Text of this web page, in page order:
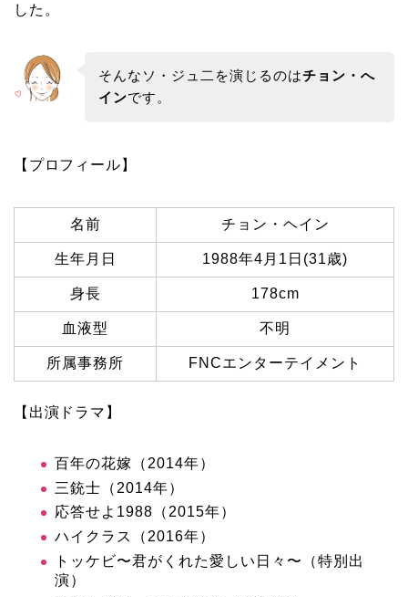
した。
そんなソ・ジュ二を演じるのはチョン・へ
インです。
【プロフィール】
名前 チョン・ヘイン
生年月日 1988年4月1日(31歳)
身長 178cm
血液型 不明
所属事務所 FNCエンターテイメント
【出演ドラマ】
百年の花嫁（2014年）
三銃士（2014年）
応答せよ1988（2015年）
ハイクラス（2016年）
トッケビ〜君がくれた愛しい日々〜（特別出
演）